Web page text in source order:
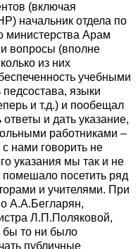
(включая
начальник отдела по
министерства Арам
вопросы (вполне
из них
учебными
языки
и т.д.) и пообещал
и дать указание,
работниками –
с нами говорить не
указания мы так и не
посетить ряд
и учителями. При
А.А.Бегларян,
Л.П.Поляковой,
бы то ни было
публичные